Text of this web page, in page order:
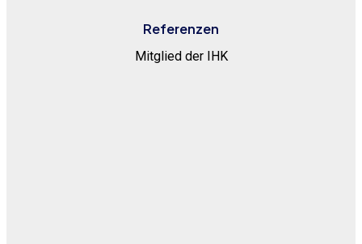
Referenzen
Mitglied der IHK